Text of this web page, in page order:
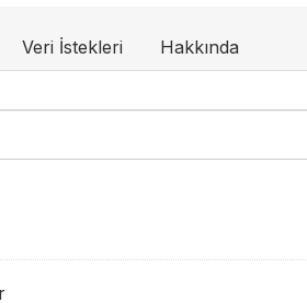
Veri İstekleri Hakkında